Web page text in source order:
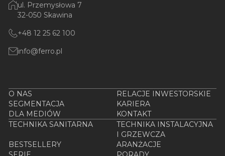
ul. Przemysłowa 7
32-050 Skawina
+48 12 25 62 100
info@ferro.pl
O NAS
RELACJE INWESTORSKIE
SEGMENTACJA
KARIERA
DLA MEDIÓW
KONTAKT
TECHNIKA SANITARNA
TECHNIKA INSTALACYJNA
I GRZEWCZA
BESTSELLERY
ARANŻACJE